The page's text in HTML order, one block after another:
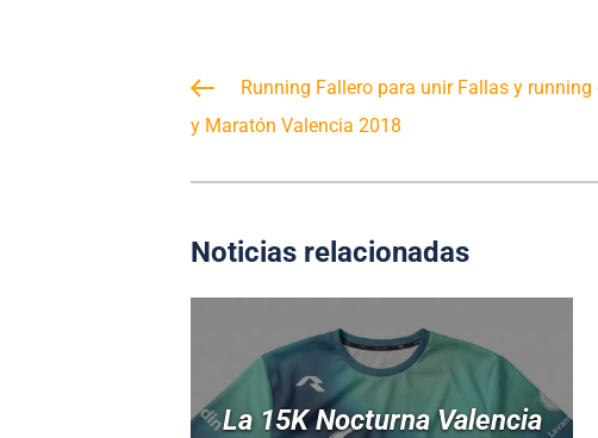
Running Fallero para unir Fallas y
y Maratón Valencia 2018
Noticias relacionadas
La 15K Nocturna Valencia